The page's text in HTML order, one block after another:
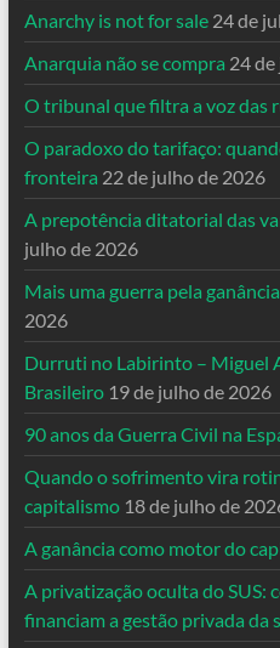
Anarchy is not for sale 24 de
Anarquia não se compra 24
O tribunal que filtra a voz das
O paradoxo do tarifaço:
fronteira 22 de julho de 2026
A prepotência ditatorial das
julho de 2026
Mais uma guerra pela
2026
Durruti no Labirinto – Miguel
Brasileiro 19 de julho de 2026
90 anos da Guerra Civil na
Quando o sofrimento vira
capitalismo 18 de julho de
A ganância como motor do
A privatização oculta do SUS:
financiam a gestão privada da